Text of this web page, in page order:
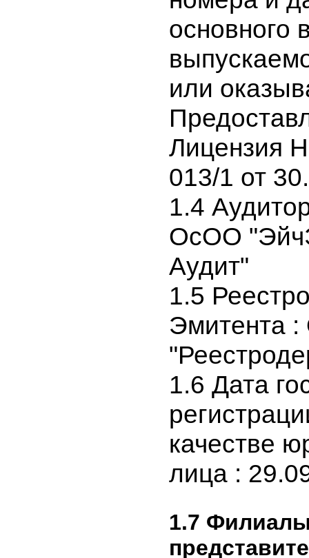
номера и
или
013/1 от
1.4
ОсОО
Аудит"
1.5
1.6 Дата
качестве
лица :